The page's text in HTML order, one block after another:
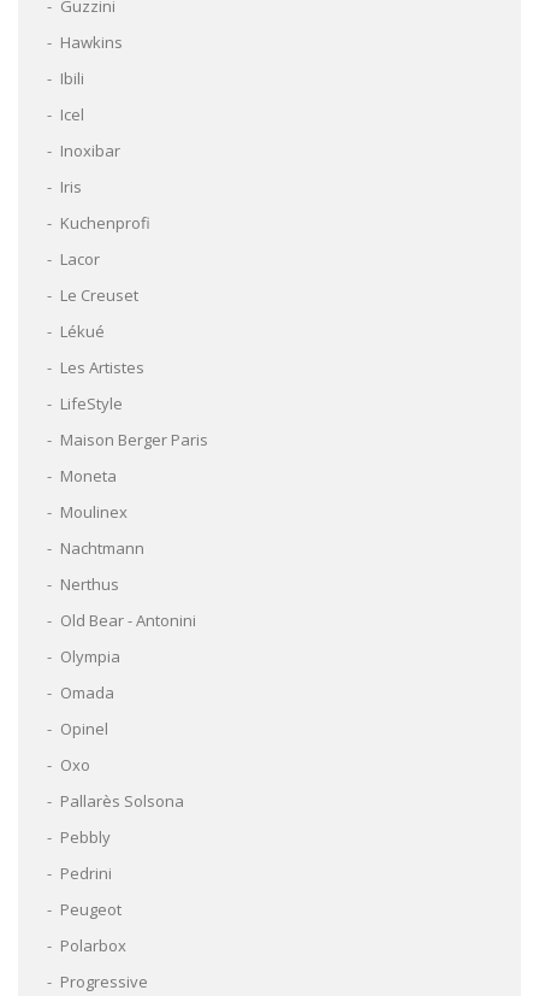
Guzzini
Hawkins
Ibili
Icel
Inoxibar
Iris
Kuchenprofi
Lacor
Le Creuset
Lékué
Les Artistes
LifeStyle
Maison Berger Paris
Moneta
Moulinex
Nachtmann
Nerthus
Old Bear - Antonini
Olympia
Omada
Opinel
Oxo
Pallarès Solsona
Pebbly
Pedrini
Peugeot
Polarbox
Progressive